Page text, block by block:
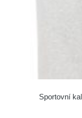
Sportovní